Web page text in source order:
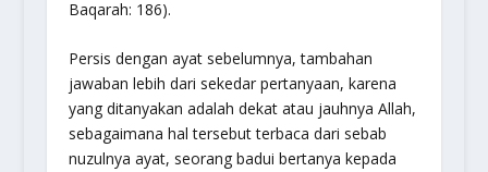
Baqarah: 186).
Persis dengan ayat sebelumnya, tambahan
jawaban lebih dari sekedar pertanyaan, karena
yang ditanyakan adalah dekat atau jauhnya Allah,
sebagaimana hal tersebut terbaca dari sebab
nuzulnya ayat, seorang badui bertanya kepada